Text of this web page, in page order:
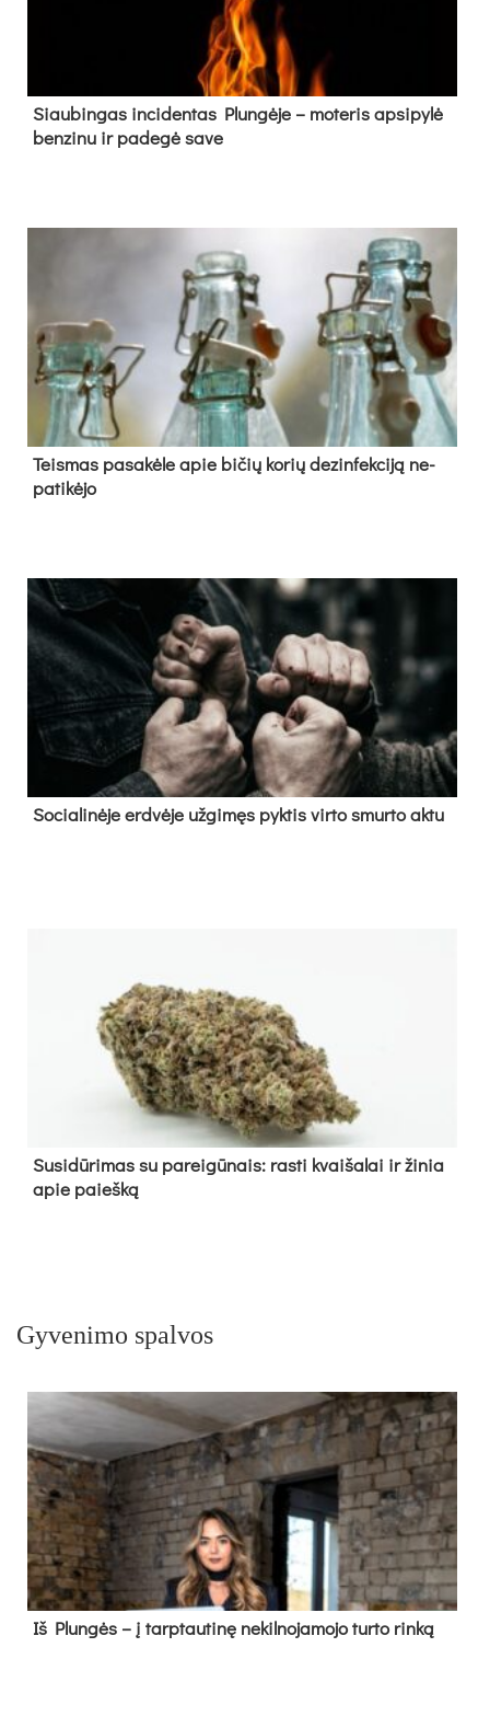
Siau­bin­gas in­ci­den­tas Plun­gė­je – mo­te­ris ap­si­py­lė
ben­zi­nu ir pa­de­gė sa­ve
Teis­mas pa­sa­kė­le apie bi­čių ko­rių de­zin­fek­ci­ją ne­
pa­ti­kė­jo
So­cia­li­nė­je erd­vė­je už­gi­męs pyk­tis vir­to smur­to ak­tu
Su­si­dū­ri­mas su pa­rei­gū­nais: ras­ti kvai­ša­lai ir ži­nia
apie paieš­ką
Gyvenimo spalvos
Iš Plungės – į tarptautinę nekilnojamojo turto rinką